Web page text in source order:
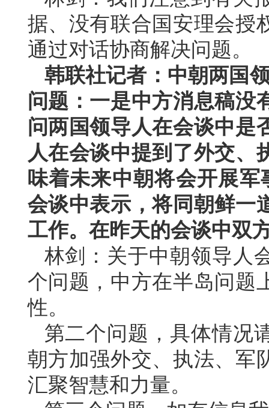
据、没有联合国安理会授
通过对话协商解决问题。
韩联社记者：中朝两国
问题：一是中方消息稿没
问两国领导人在会谈中是
人在会谈中提到了外交、
味着未来中朝将会开展
会谈中表示，将同朝鲜一
工作。在昨天的会谈中双
林剑：关于中朝领导人
个问题，中方在半岛问题
性。
第二个问题，具体情况
朝方加强外交、执法、军
汇聚智慧和力量。